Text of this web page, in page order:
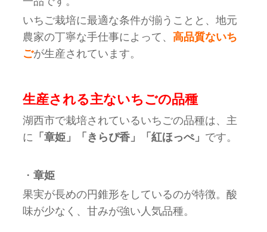
いちご栽培に最適な条件が揃うことと、地元
農家の丁寧な手仕事によって、高品質ないち
ごが生産されています。
生産される主ないちごの品種
湖西市で栽培されているいちごの品種は、主
に 「章姫」「きらぴ香」「紅ほっぺ」 です。
・章姫
果実が長めの円錐形をしているのが特徴。酸
味が少なく、甘みが強い人気品種。